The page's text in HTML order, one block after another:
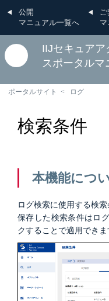
公開
マニュアル一覧へ
ご
IIJセキュア
スポータルマ
ポータルサイト ログ
検索条件
本機能につ
ログ検索に使用する検索
保存した検索条件はロ
クすることで適用できま